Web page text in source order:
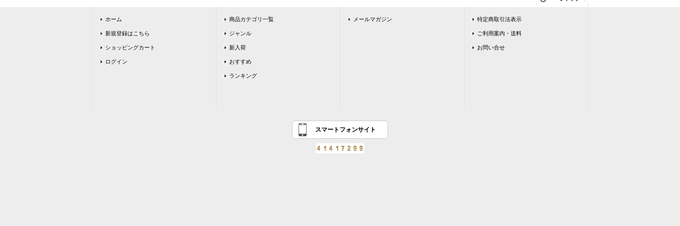
ホーム
新規登録はこちら
ショッピングカート
ログイン
商品カテゴリ一覧
ジャンル
新入荷
おすすめ
ランキング
メールマガジン 特定商取引法表示
ご利用案内・送料
お問い合せ
スマートフォンサイト